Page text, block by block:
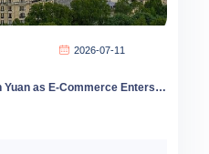
2026-07-11
China 618 GMV Hits 934 Billion Yuan as E-Commerce Enters Quality-First Era